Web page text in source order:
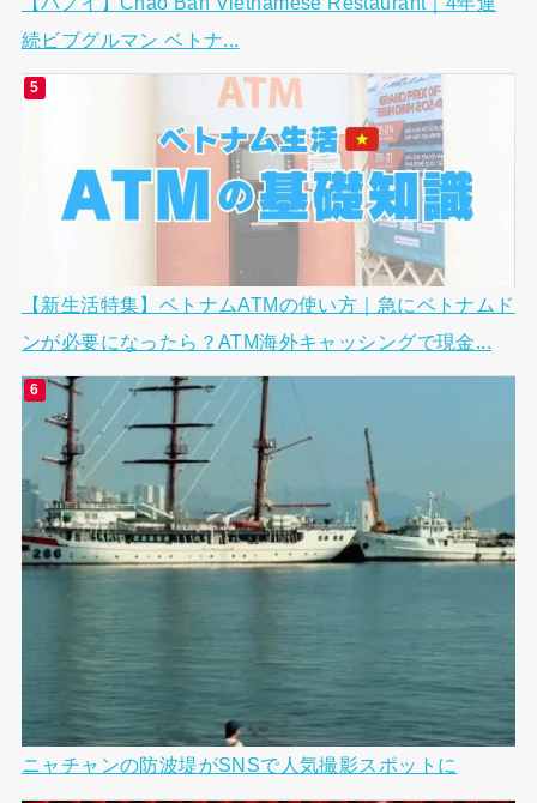
続ビブグルマン ベトナ...
【新生活特集】ベトナムATMの使い方｜急にベトナムド
ンが必要になったら？ATM海外キャッシングで現金...
ニャチャンの防波堤がSNSで人気撮影スポットに